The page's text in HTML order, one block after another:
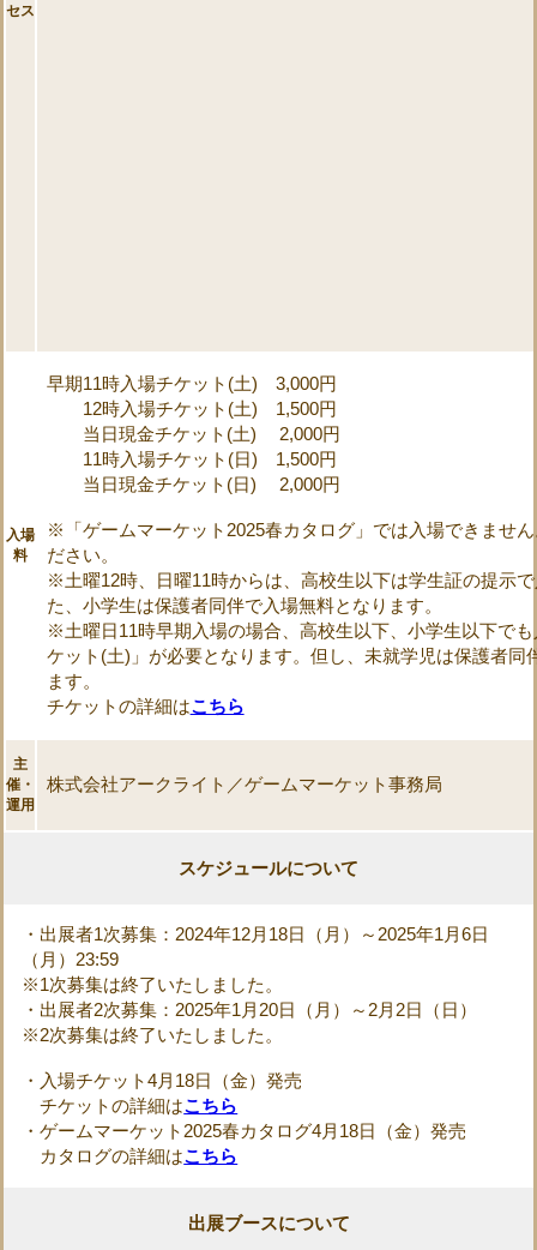
セス
入場
料
早期11時入場チケット(土) 3,000円
12時入場チケット(土) 1,500円
当日現金チケット(土) 2,000円
11時入場チケット(日) 1,500円
当日現金チケット(日) 2,000円
※「ゲームマーケット2025春カタログ」では入場できませ
ださい。
※土曜12時、日曜11時からは、高校生以下は学生証の提示
た、小学生は保護者同伴で入場無料となります。
※土曜日11時早期入場の場合、高校生以下、小学生以下で
ケット(土)」が必要となります。但し、未就学児は保護者同
ます。
チケットの詳細はこちら
主
催・
運用
株式会社アークライト／ゲームマーケット事務局
スケジュールについて
・出展者1次募集：2024年12月18日（月）～2025年1月6日
（月）23:59
※1次募集は終了いたしました。
・出展者2次募集：2025年1月20日（月）～2月2日（日）
※2次募集は終了いたしました。
・入場チケット4月18日（金）発売
チケットの詳細はこちら
・ゲームマーケット2025春カタログ4月18日（金）発売
カタログの詳細はこちら
出展ブースについて